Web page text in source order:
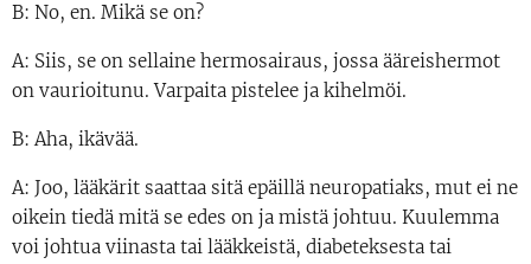
B: No, en. Mikä se on?
A: Siis, se on sellaine hermosairaus, jossa ääreishermot
on vaurioitunu. Varpaita pistelee ja kihelmöi.
B: Aha, ikävää.
A: Joo, lääkärit saattaa sitä epäillä neuropatiaks, mut ei ne
oikein tiedä mitä se edes on ja mistä johtuu. Kuulemma
voi johtua viinasta tai lääkkeistä, diabeteksesta tai